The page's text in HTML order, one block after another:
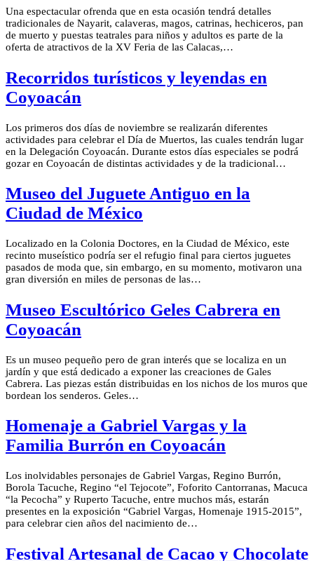
Una espectacular ofrenda que en esta ocasión tendrá detalles
tradicionales de Nayarit, calaveras, magos, catrinas, hechiceros, pan
de muerto y puestas teatrales para niños y adultos es parte de la
oferta de atractivos de la XV Feria de las Calacas,…
Recorridos turísticos y leyendas en
Coyoacán
Los primeros dos días de noviembre se realizarán diferentes
actividades para celebrar el Día de Muertos, las cuales tendrán lugar
en la Delegación Coyoacán. Durante estos días especiales se podrá
gozar en Coyoacán de distintas actividades y de la tradicional…
Museo del Juguete Antiguo en la
Ciudad de México
Localizado en la Colonia Doctores, en la Ciudad de México, este
recinto museístico podría ser el refugio final para ciertos juguetes
pasados de moda que, sin embargo, en su momento, motivaron una
gran diversión en miles de personas de las…
Museo Escultórico Geles Cabrera en
Coyoacán
Es un museo pequeño pero de gran interés que se localiza en un
jardín y que está dedicado a exponer las creaciones de Gales
Cabrera. Las piezas están distribuidas en los nichos de los muros que
bordean los senderos. Geles…
Homenaje a Gabriel Vargas y la
Familia Burrón en Coyoacán
Los inolvidables personajes de Gabriel Vargas, Regino Burrón,
Borola Tacuche, Regino “el Tejocote”, Foforito Cantorranas, Macuca
“la Pecocha” y Ruperto Tacuche, entre muchos más, estarán
presentes en la exposición “Gabriel Vargas, Homenaje 1915-2015”,
para celebrar cien años del nacimiento de…
Festival Artesanal de Cacao y Chocolate